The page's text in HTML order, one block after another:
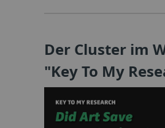
Der Cluster im
"Key To My